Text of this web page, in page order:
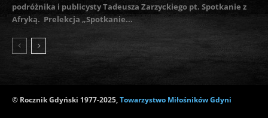
podróżnika i publicysty Tadeusza Zarzyckiego pt. Spotkanie z
Afryką. Prelekcja „Spotkanie...
© Rocznik Gdyński 1977-2025,Towarzystwo Miłośników Gdyni